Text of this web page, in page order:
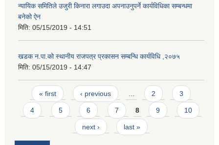
न्यायिक समितिले उजुरी किनारा लगाउदा अपनाउनुपर्ने कार्यविधिका सम्बन्धमा
बनेको ऐन
मिति: 05/15/2019 - 14:51
खडक न.पा.को स्थानीय राजपत्र प्रकासन सम्बन्धि कार्यविधि ,२०७५
मिति: 05/15/2019 - 14:47
Pages
« first ‹ previous … 2 3
4 5 6 7 8 9 10
next › last »